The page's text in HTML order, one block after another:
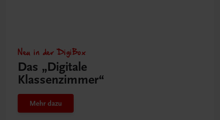
Neu in der DigiBox
Das „Digitale
Klassenzimmer“
Mehr dazu